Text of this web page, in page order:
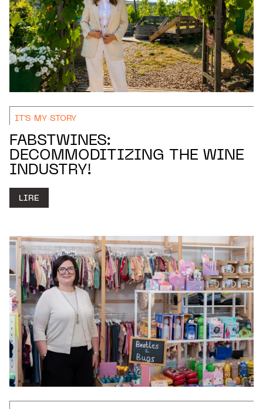
IT'S MY STORY
FABSTWINES:
DECOMMODITIZING THE WINE
INDUSTRY!
LIRE